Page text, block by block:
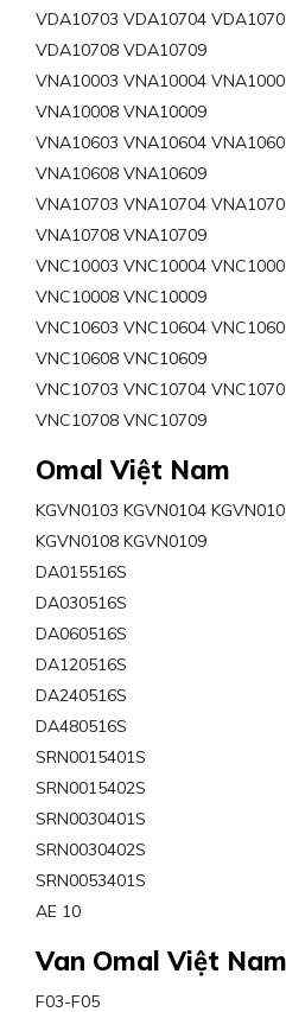
VDA10703 VDA10704
VDA10708 VDA10709
VNA10003 VNA10004
VNA10008 VNA10009
VNA10603 VNA10604
VNA10608 VNA10609
VNA10703 VNA10704
VNA10708 VNA10709
VNC10003 VNC10004
VNC10008 VNC10009
VNC10603 VNC10604
VNC10608 VNC10609
VNC10703 VNC10704
VNC10708 VNC10709
Omal Việt Nam
KGVN0103 KGVN0104
KGVN0108 KGVN0109
DA015516S
DA030516S
DA060516S
DA120516S
DA240516S
DA480516S
SRN0015401S
SRN0015402S
SRN0030401S
SRN0030402S
SRN0053401S
AE 10
Van Omal Việt Nam
F03-F05